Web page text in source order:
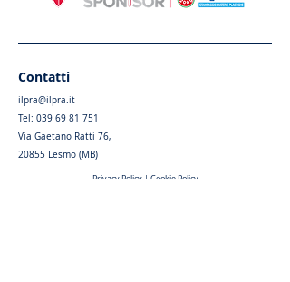
Contatti
ilpra@ilpra.it
Tel: 039 69 81 751
Via Gaetano Ratti 76,
20855 Lesmo (MB)
Privacy Policy | Cookie Policy